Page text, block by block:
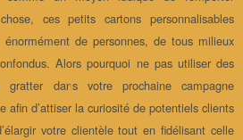
ces petits cartons personnalisables
énormément de personnes, de tous milieux
Alors pourquoi ne pas utiliser des
gratter dans votre prochaine campagne
afin d’attiser la curiosité de potentiels clients
votre clientèle tout en fidélisant celle